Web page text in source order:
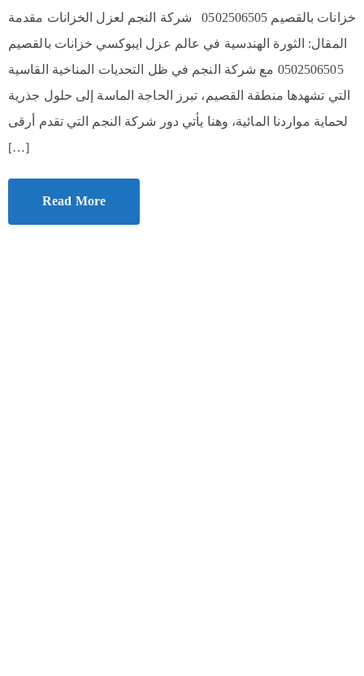
خزانات بالقصيم 0502506505 شركة النجم لعزل الخزانات مقدمة
المقال: الثورة الهندسية في عالم عزل ايبوكسي خزانات بالقصيم
0502506505 مع شركة النجم في ظل التحديات المناخية القاسية
التي تشهدها منطقة القصيم، تبرز الحاجة الماسة إلى حلول جذرية
لحماية مواردنا المائية، وهنا يأتي دور شركة النجم التي تقدم أرقى
[…]
Read More